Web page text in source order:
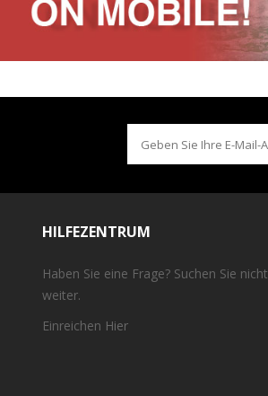
HILFEZENTRUM
Haben Sie eine Frage? Suchen Sie nicht
weiter.
Einreichen Hier